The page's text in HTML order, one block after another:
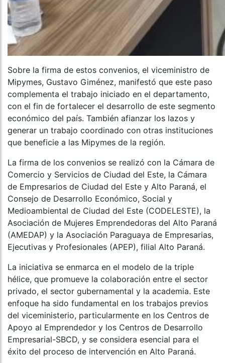
Sobre la firma de estos convenios, el viceministro de
Mipymes, Gustavo Giménez, manifestó que este paso
complementa el trabajo iniciado en el departamento,
con el fin de fortalecer el desarrollo de este segmento
económico del país. También afianzar los lazos y
generar un trabajo coordinado con otras instituciones
que beneficie a las Mipymes de la región.
La firma de los convenios se realizó con la Cámara de
Comercio y Servicios de Ciudad del Este, la Cámara
de Empresarios de Ciudad del Este y Alto Paraná, el
Consejo de Desarrollo Económico, Social y
Medioambiental de Ciudad del Este (CODELESTE), la
Asociación de Mujeres Emprendedoras del Alto Paraná
(AMEDAP) y la Asociación Paraguaya de Empresarias,
Ejecutivas y Profesionales (APEP), filial Alto Paraná.
La iniciativa se enmarca en el modelo de la triple
hélice, que promueve la colaboración entre el sector
privado, el sector gubernamental y la academia. Este
enfoque ha sido fundamental en los trabajos previos
del viceministerio, particularmente en los Centros de
Apoyo al Emprendedor y los Centros de Desarrollo
Empresarial-SBCD, y se considera esencial para el
éxito del proceso de intervención en Alto Paraná.